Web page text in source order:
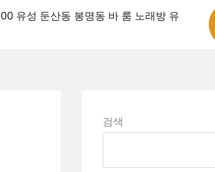
유성 둔산동 봉명동 바 룸 노래방 유
검색